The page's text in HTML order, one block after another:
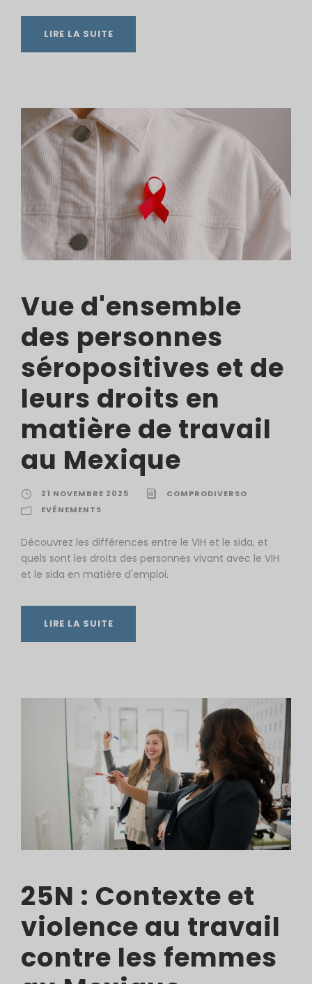
LIRE LA SUITE
Vue d'ensemble
des personnes
séropositives et de
leurs droits en
matière de travail
au Mexique
21 NOVEMBRE 2025
COMPRODIVERSO
EVÉNEMENTS
Découvrez les différences entre le VIH et le sida, et
quels sont les droits des personnes vivant avec le VIH
et le sida en matière d'emploi.
LIRE LA SUITE
25N : Contexte et
violence au travail
contre les femmes